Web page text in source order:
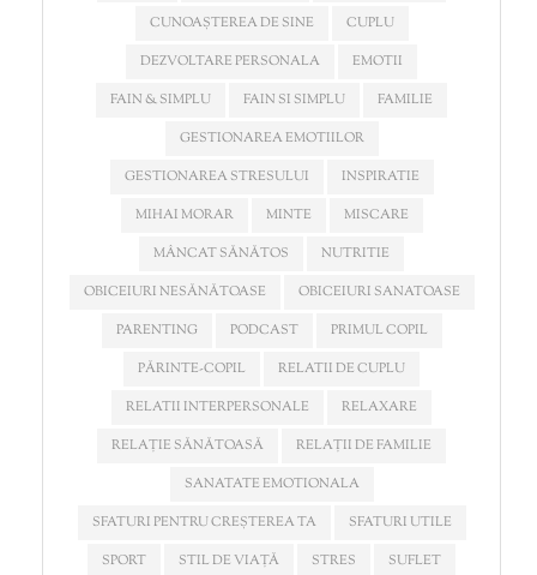
CUNOAȘTEREA DE SINE
CUPLU
DEZVOLTARE PERSONALA
EMOTII
FAIN & SIMPLU
FAIN SI SIMPLU
FAMILIE
GESTIONAREA EMOTIILOR
GESTIONAREA STRESULUI
INSPIRATIE
MIHAI MORAR
MINTE
MISCARE
MÂNCAT SĂNĂTOS
NUTRITIE
OBICEIURI NESĂNĂTOASE
OBICEIURI SANATOASE
PARENTING
PODCAST
PRIMUL COPIL
PĂRINTE-COPIL
RELATII DE CUPLU
RELATII INTERPERSONALE
RELAXARE
RELAȚIE SĂNĂTOASĂ
RELAȚII DE FAMILIE
SANATATE EMOTIONALA
SFATURI PENTRU CREȘTEREA TA
SFATURI UTILE
SPORT
STIL DE VIAȚĂ STRES
SUFLET